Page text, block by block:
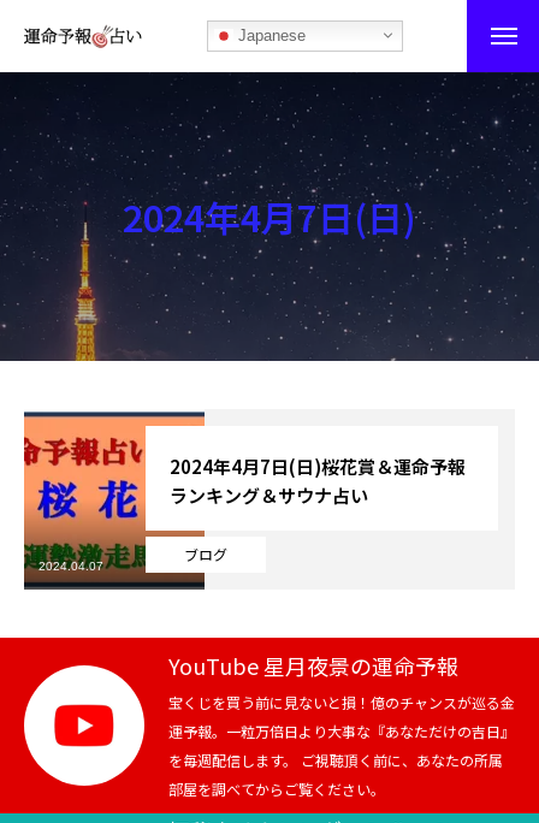
Japanese
運命予報占い
運命予報占いとは
あなたの所属部屋を探そう！
最恐の相性占い
秘伝公開！吉凶カレンダー
ブログ
お知らせ
芸能界
テニス
スポーツ
競馬
2024年4月7日(日)
ブログ
2024年4月7日(日)桜花賞＆運命予報
ランキング＆サウナ占い
2024.04.07
YouTube 星月夜景の運命予報
宝くじを買う前に見ないと損！億のチャンスが巡る金
運予報。一粒万倍日より大事な『あなただけの吉日』
を毎週配信します。 ご視聴頂く前に、あなたの所属
部屋を調べてからご覧ください。